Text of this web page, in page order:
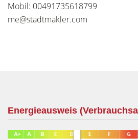
Mobil: 00491735618799
me@stadtmakler.com
Energieausweis